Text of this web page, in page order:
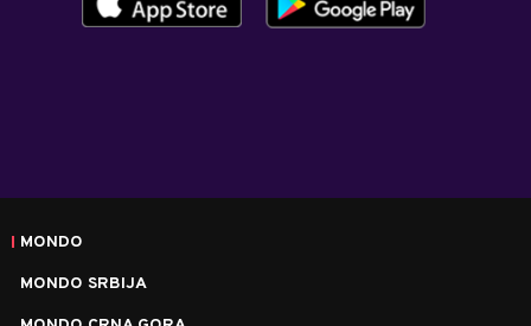
MONDO
MONDO SRBIJA